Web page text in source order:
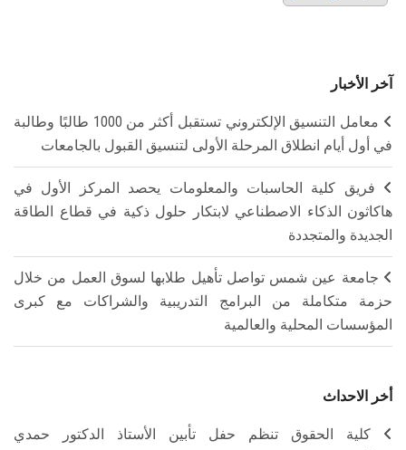
آخر الأخبار
معامل التنسيق الإلكتروني تستقبل أكثر من 1000 طالبًا وطالبة
في أول أيام انطلاق المرحلة الأولى لتنسيق القبول بالجامعات
فريق كلية الحاسبات والمعلومات يحصد المركز الأول في
هاكاثون الذكاء الاصطناعي لابتكار حلول ذكية في قطاع الطاقة
الجديدة والمتجددة
جامعة عين شمس تواصل تأهيل طلابها لسوق العمل من خلال
حزمة متكاملة من البرامج التدريبية والشراكات مع كبرى
المؤسسات المحلية والعالمية
أخر الاحداث
كلية الحقوق تنظم حفل تأبين الأستاذ الدكتور حمدي